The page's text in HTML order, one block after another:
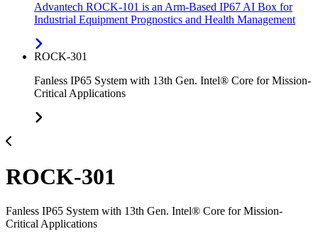
Advantech ROCK-101 is an Arm-Based IP67 AI Box for
Industrial Equipment Prognostics and Health Management
ROCK-301
Fanless IP65 System with 13th Gen. Intel® Core for Mission-
Critical Applications
ROCK-301
Fanless IP65 System with 13th Gen. Intel® Core for Mission-
Critical Applications